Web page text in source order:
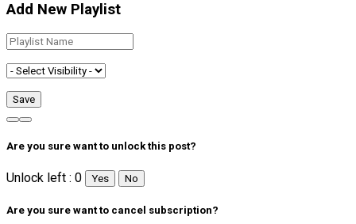
Add New Playlist
Are you sure want to unlock this post?
Unlock left : 0 Yes No
Are you sure want to cancel subscription?